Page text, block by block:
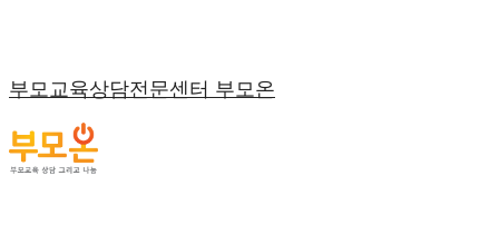
부모교육상담전문센터 부모온